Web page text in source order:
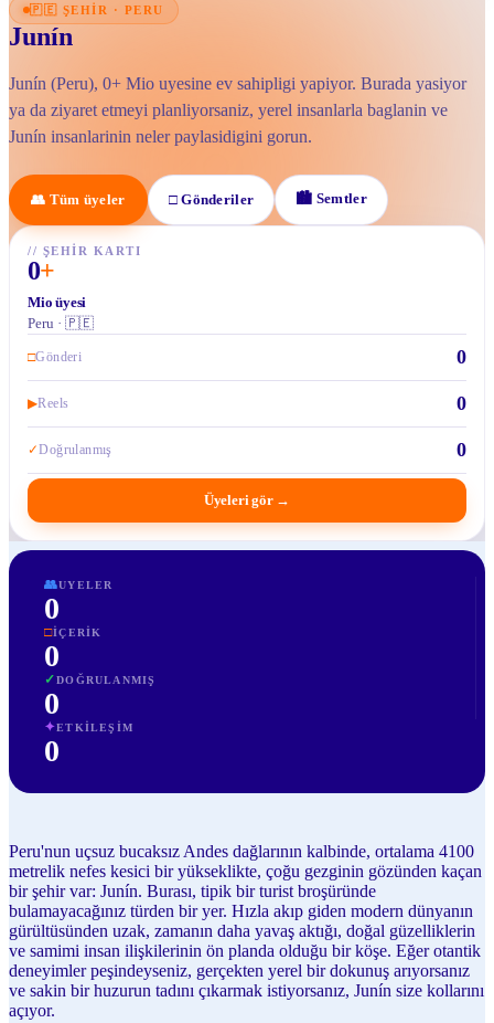
🇵🇪 ŞEHIR · PERU
Junín
Junín (Peru), 0+ Mio uyesine ev sahipligi yapiyor. Burada yasiyor
ya da ziyaret etmeyi planliyorsaniz, yerel insanlarla baglanin ve
Junín insanlarinin neler paylasidigini gorun.
👥 Tüm üyeler □Gönderiler 🏙 Semtler
// ŞEHIR KARTI
0+
Mio üyesi
Peru · 🇵🇪
□Gönderi 0
▶Reels 0
✓Doğrulanmış 0
Üyeleri gör →
👥UYELER
0
□İÇERIK
0
✓DOĞRULANMIŞ
0
✦ETKILEŞIM
0
Peru'nun uçsuz bucaksız Andes dağlarının kalbinde, ortalama 4100
metrelik nefes kesici bir yükseklikte, çoğu gezginin gözünden kaçan
bir şehir var: Junín. Burası, tipik bir turist broşüründe
bulamayacağınız türden bir yer. Hızla akıp giden modern dünyanın
gürültüsünden uzak, zamanın daha yavaş aktığı, doğal güzelliklerin
ve samimi insan ilişkilerinin ön planda olduğu bir köşe. Eğer otantik
deneyimler peşindeyseniz, gerçekten yerel bir dokunuş arıyorsanız
ve sakin bir huzurun tadını çıkarmak istiyorsanız, Junín size kollarını
açıyor.